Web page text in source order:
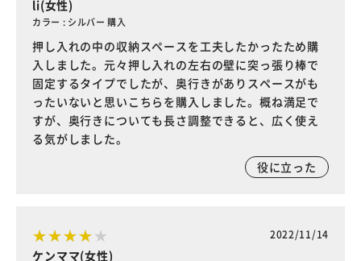
li(女性)
カラー : シルバー 購入
押し入れの中の収納スペースを工夫したかったため購
入しました。元々押し入れの左右の壁に突っ張り棒で
固定するタイプでしたが、奥行きがありスペースがも
ったいないと思いこちらを購入しました。概ね満足で
すが、奥行きについても長さ調整できると、広く使え
る気がしました。
役に立った
2022/11/14
ケンママ(女性)